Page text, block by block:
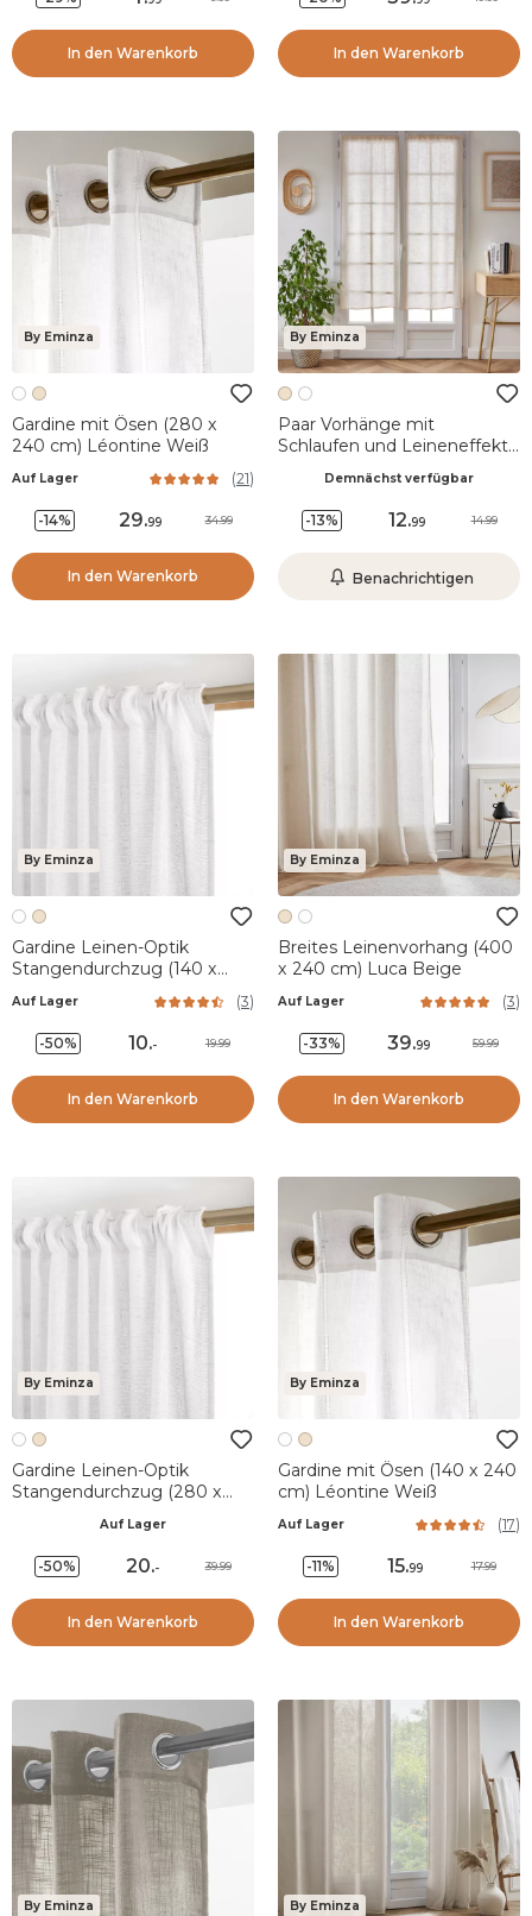
In den Warenkorb In den Warenkorb
By Eminza
Gardine mit Ösen (280 x
240 cm) Léontine Weiß
Auf Lager (21)
-14% 29.99 34.99
In den Warenkorb
By Eminza
Paar Vorhänge mit
Schlaufen und Leineneffekt
Demnächst verfügbar
-13% 12.99 14.99
Benachrichtigen
By Eminza
Gardine Leinen-Optik
Stangendurchzug (140 x
Auf Lager (3)
-50% 10.- 19.99
In den Warenkorb
By Eminza
Breites Leinenvorhang (400
x 240 cm) Luca Beige
Auf Lager (3)
-33% 39.99 59.99
In den Warenkorb
By Eminza
Gardine Leinen-Optik
Stangendurchzug (280 x
Auf Lager
-50% 20.- 39.99
In den Warenkorb
By Eminza
Gardine mit Ösen (140 x 240
cm) Léontine Weiß
Auf Lager (17)
-11% 15.99 17.99
In den Warenkorb
By Eminza By Eminza